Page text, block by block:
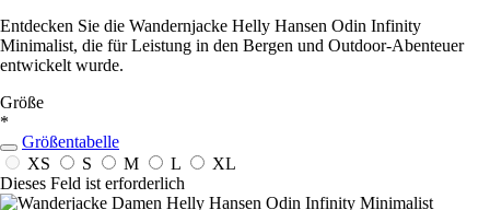
Entdecken Sie die Wandernjacke Helly Hansen Odin Infinity
Minimalist, die für Leistung in den Bergen und Outdoor-Abenteuer
entwickelt wurde.
Größe
*
Größentabelle
XS
S M L
XL
Dieses Feld ist erforderlich